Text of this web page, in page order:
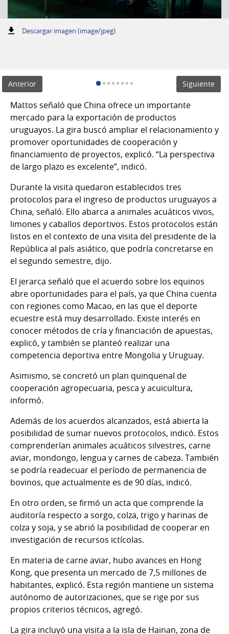
Descargar imagen (image/jpeg):
Anterior Siguiente
Mattos señaló que China ofrece un importante
mercado para la exportación de productos
uruguayos. La gira buscó ampliar el relacionamiento y
promover oportunidades de cooperación y
financiamiento de proyectos, explicó. “La perspectiva
de largo plazo es excelente”, indicó.
Durante la visita quedaron establecidos tres
protocolos para el ingreso de productos uruguayos a
China, señaló. Ello abarca a animales acuáticos vivos,
limones y caballos deportivos. Estos protocolos están
listos en el contexto de una visita del presidente de la
República al país asiático, que podría concretarse en
el segundo semestre, dijo.
El jerarca señaló que el acuerdo sobre los equinos
abre oportunidades para el país, ya que China cuenta
con regiones como Macao, en las que el deporte
ecuestre está muy desarrollado. Existe interés en
conocer métodos de cría y financiación de apuestas,
explicó, y también se planteó realizar una
competencia deportiva entre Mongolia y Uruguay.
Asimismo, se concretó un plan quinquenal de
cooperación agropecuaria, pesca y acuicultura,
informó.
Además de los acuerdos alcanzados, está abierta la
posibilidad de sumar nuevos protocolos, indicó. Estos
comprenderían animales acuáticos silvestres, carne
aviar, mondongo, lengua y carnes de cabeza. También
se podría readecuar el período de permanencia de
bovinos, que actualmente es de 90 días, indicó.
En otro orden, se firmó un acta que comprende la
auditoría respecto a sorgo, colza, trigo y harinas de
colza y soja, y se abrió la posibilidad de cooperar en
investigación de recursos ictícolas.
En materia de carne aviar, hubo avances en Hong
Kong, que presenta un mercado de 7,5 millones de
habitantes, explicó. Esta región mantiene un sistema
autónomo de autorizaciones, que se rige por sus
propios criterios técnicos, agregó.
La gira incluyó una visita a la isla de Hainan, zona de